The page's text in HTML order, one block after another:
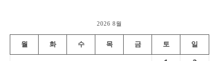
2026 8월
월 화 수 목 금 토 일